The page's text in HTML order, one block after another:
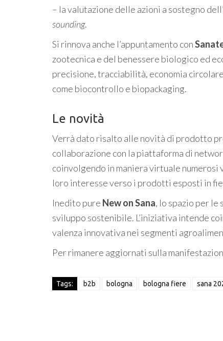
– la valutazione delle azioni a sostegno
sounding.
Si rinnova anche l’appuntamento con
zootecnica e del benessere biologico ed
precisione, tracciabilità, economia
come biocontrollo e biopackaging.
Le novità
Verrà dato risalto alle novità di prodotto
collaborazione con la piattaforma di
coinvolgendo in maniera virtuale
loro interesse verso i prodotti esposti in
Inedito pure New on Sana, lo spazio per le
sviluppo sostenibile. L’iniziativa intende
valenza innovativa nei segmenti
Per rimanere aggiornati sulla
Tags: b2b bologna bologna fiere sana